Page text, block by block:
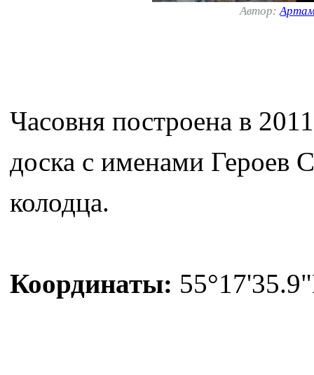
Автор:
Часовня построена в
доска с именами Героев
колодца.
Координаты: